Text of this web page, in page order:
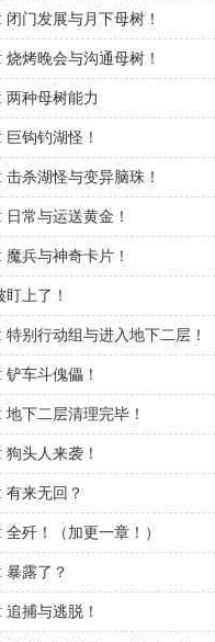
门发展与月下母树！
烤晚会与沟通母树！
两种母树能力
钩钓湖怪！
杀湖怪与变异脑珠！
常与运送黄金！
兵与神奇卡片！
上了！
别行动组与进入地下二层！
车斗傀儡！
下二层清理完毕！
头人来袭！
有来无回？
歼！（加更一章！）
暴露了？
捕与逃脱！